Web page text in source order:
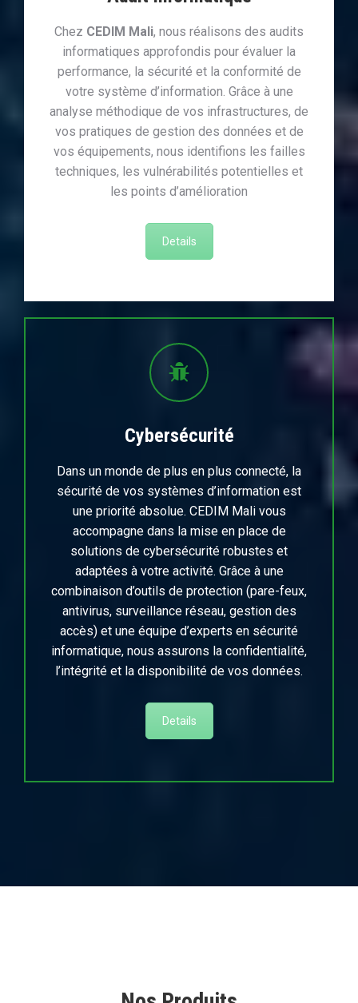
Chez CEDIM Mali, nous réalisons des audits
informatiques approfondis pour évaluer la
performance, la sécurité et la conformité de
votre système d’information. Grâce à une
analyse méthodique de vos infrastructures, de
vos pratiques de gestion des données et de
vos équipements, nous identifions les failles
techniques, les vulnérabilités potentielles et
les points d’amélioration
Details
Cybersécurité
Dans un monde de plus en plus connecté, la
sécurité de vos systèmes d’information est
une priorité absolue. CEDIM Mali vous
accompagne dans la mise en place de
solutions de cybersécurité robustes et
adaptées à votre activité. Grâce à une
combinaison d’outils de protection (pare-feux,
antivirus, surveillance réseau, gestion des
accès) et une équipe d’experts en sécurité
informatique, nous assurons la confidentialité,
l’intégrité et la disponibilité de vos données.
Details